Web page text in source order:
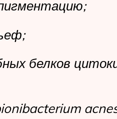
белков